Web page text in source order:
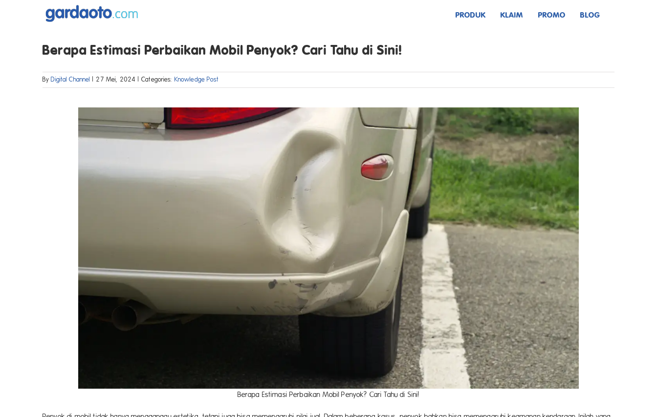
PRODUK KLAIM PROMO BLOG
Berapa Estimasi Perbaikan Mobil Penyok? Cari Tahu di Sini!
By Digital Channel | 27 Mei, 2024 | Categories: Knowledge Post
Berapa Estimasi Perbaikan Mobil Penyok? Cari Tahu di Sini!